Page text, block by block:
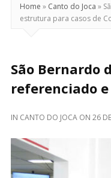
Home » Canto do Joca »
estrutura para casos de
São Bernardo
referenciado
IN CANTO DO JOCA ON 26